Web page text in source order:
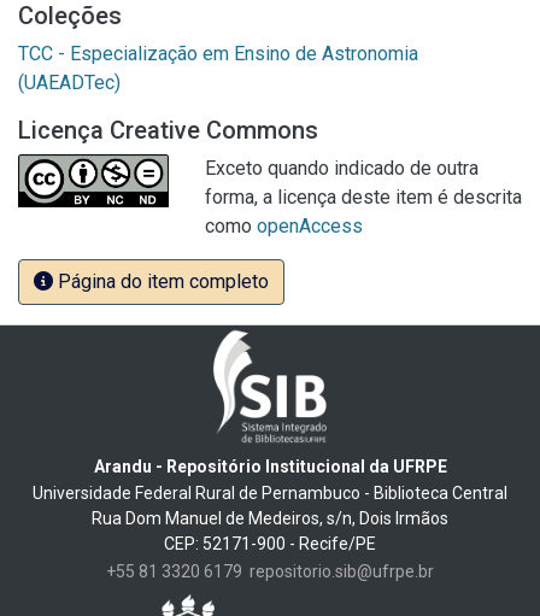
Coleções
TCC - Especialização em Ensino de Astronomia
(UAEADTec)
Licença Creative Commons
Exceto quando indicado de outra
forma, a licença deste item é descrita
como openAccess
Página do item completo
Arandu - Repositório Institucional da UFRPE
Universidade Federal Rural de Pernambuco - Biblioteca Central
Rua Dom Manuel de Medeiros, s/n, Dois Irmãos
CEP: 52171-900 - Recife/PE
+55 81 3320 6179 repositorio.sib@ufrpe.br